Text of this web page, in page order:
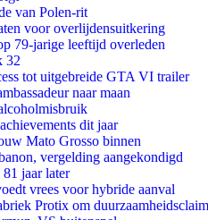
van Polen-rit
voor overlijdensuitkering
79-jarige leeftijd overleden
32
tot uitgebreide GTA VI trailer
naar maan
dit jaar
Mato Grosso binnen
vergelding aangekondigd
jaar later
vrees voor hybride aanval
Protix om